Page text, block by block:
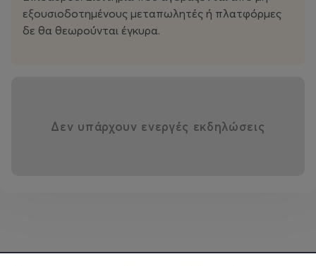
χορευτών; Ένα κράμα γιορτής και πολέμου, δύο
πραγματικότητες με κοινή μουσική πηγή που μας λένε:
Θα χορεύουμε μέχρι τελικής πτώσεως.
εξουσιοδοτημένους μεταπωλητές ή πλατφόρμες
δε θα θεωρούνται έγκυρα.
Δεν υπάρχουν ενεργές εκδηλώσεις